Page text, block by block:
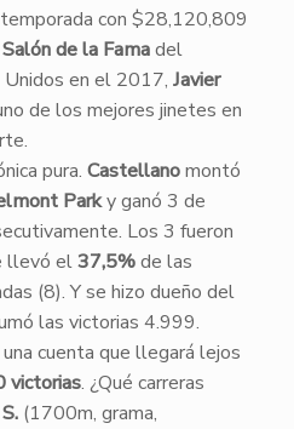
con $28,120,809
Salón de la Famadel
en el 2017, Javier
de los mejores jinetes en
pura. Castellanomontó
Parky ganó 3 de
Los 3 fueron
llevó el37,5%de las
(8). Y se hizo dueño del
las victorias 4.999.
una cuenta que llegará lejos
victorias. ¿Qué carreras
(1700m, grama,